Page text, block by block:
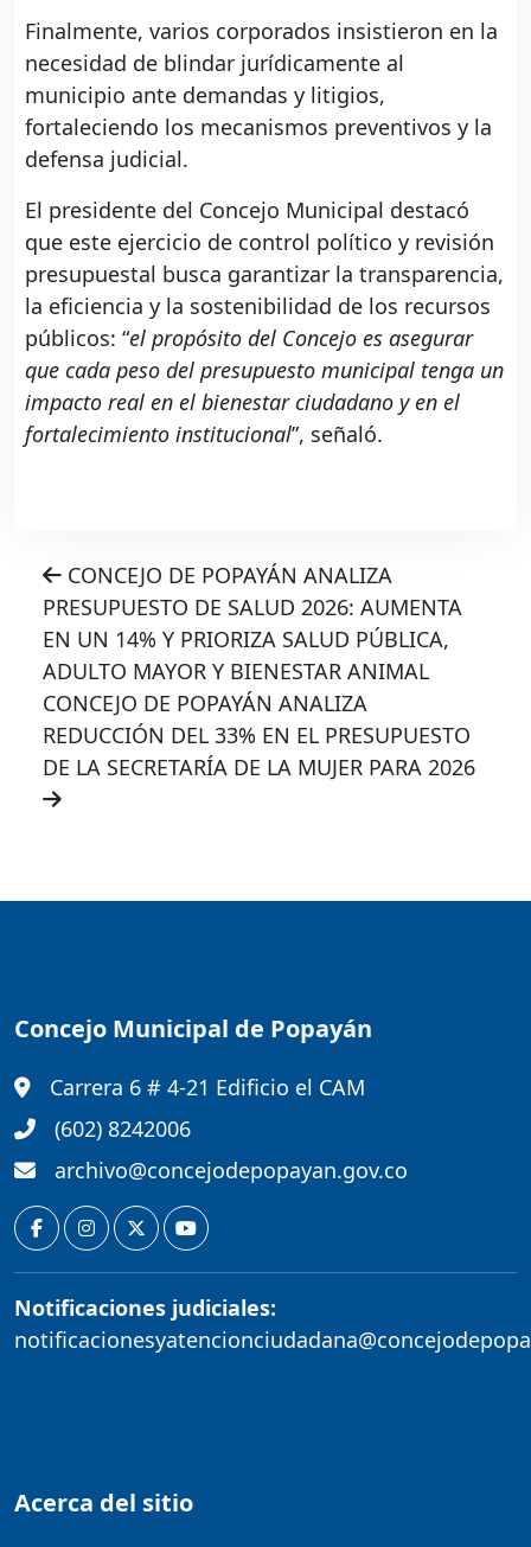
Finalmente, varios corporados insistieron en la
necesidad de blindar jurídicamente al
municipio ante demandas y litigios,
fortaleciendo los mecanismos preventivos y la
defensa judicial.
El presidente del Concejo Municipal destacó
que este ejercicio de control político y revisión
presupuestal busca garantizar la transparencia,
la eficiencia y la sostenibilidad de los recursos
públicos: “el propósito del Concejo es asegurar
que cada peso del presupuesto municipal tenga un
impacto real en el bienestar ciudadano y en el
fortalecimiento institucional”, señaló.
CONCEJO DE POPAYÁN ANALIZA
PRESUPUESTO DE SALUD 2026: AUMENTA
EN UN 14% Y PRIORIZA SALUD PÚBLICA,
ADULTO MAYOR Y BIENESTAR ANIMAL
CONCEJO DE POPAYÁN ANALIZA
REDUCCIÓN DEL 33% EN EL PRESUPUESTO
DE LA SECRETARÍA DE LA MUJER PARA 2026
Concejo Municipal de Popayán
Carrera 6 # 4-21 Edificio el CAM
(602) 8242006
archivo@concejodepopayan.gov.co
Notificaciones judiciales:
Acerca del sitio